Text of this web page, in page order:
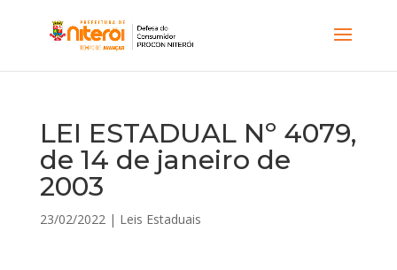
LEI ESTADUAL Nº 4079,
de 14 de janeiro de
2003
23/02/2022| Leis Estaduais